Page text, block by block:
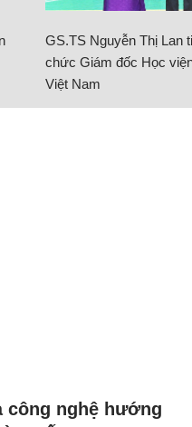
GS.TS Nguyễn Thị Lan
chức Giám đốc Học
Việt Nam
công nghệ hướng